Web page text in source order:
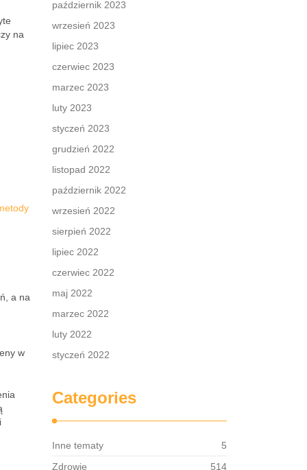
na
a na
w
październik 2023
wrzesień 2023
lipiec 2023
czerwiec 2023
marzec 2023
luty 2023
styczeń 2023
grudzień 2022
listopad 2022
październik 2022
wrzesień 2022
sierpień 2022
lipiec 2022
czerwiec 2022
maj 2022
marzec 2022
luty 2022
styczeń 2022
Categories
Inne tematy
5
Zdrowie
514